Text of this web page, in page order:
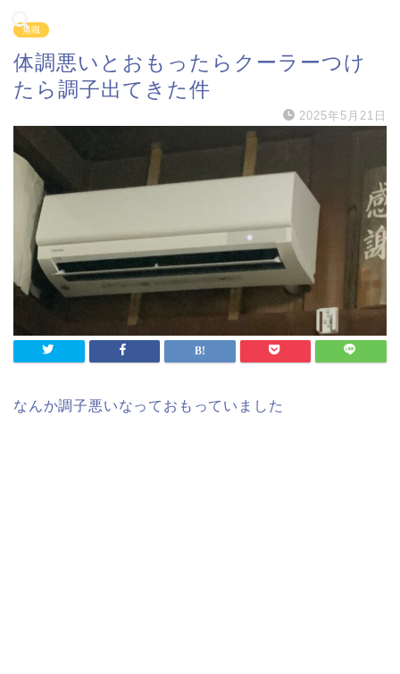
無職
体調悪いとおもったらクーラーつけ
たら調子出てきた件
2025年5月21日
なんか調子悪いなっておもっていました